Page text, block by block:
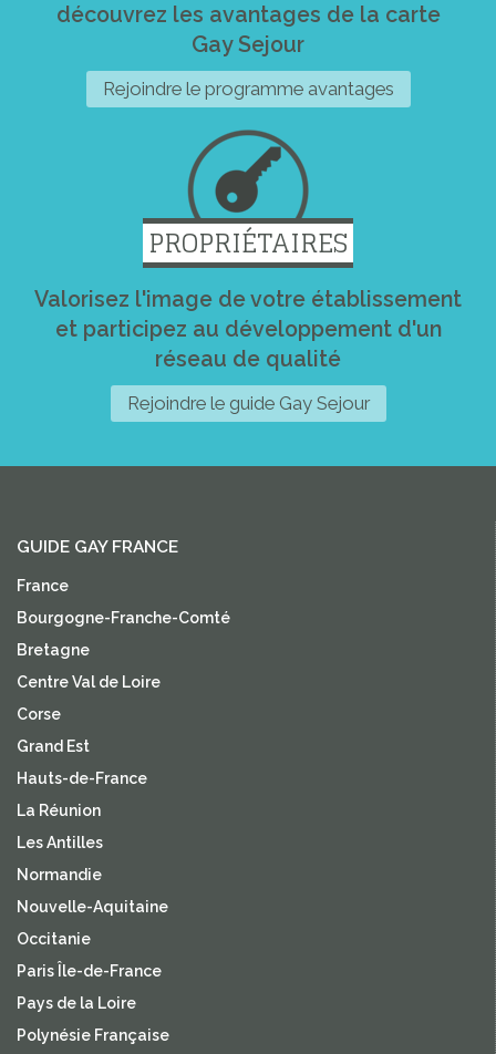
découvrez les avantages de la carte
Gay Sejour
Rejoindre le programme avantages
PROPRIÉTAIRES
Valorisez l'image de votre établissement
et participez au développement d'un
réseau de qualité
Rejoindre le guide Gay Sejour
GUIDE GAY FRANCE
France
Bourgogne-Franche-Comté
Bretagne
Centre Val de Loire
Corse
Grand Est
Hauts-de-France
La Réunion
Les Antilles
Normandie
Nouvelle-Aquitaine
Occitanie
Paris Île-de-France
Pays de la Loire
Polynésie Française